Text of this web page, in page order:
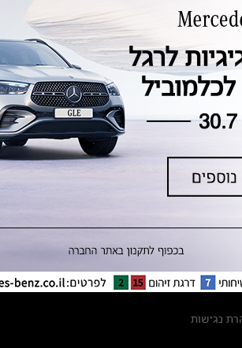
מרצדס-בנץ
רכב מרצדס-בנץ
זיהום אוויר וצריכת דלק וחשמל
תווית צמיגים
חלפים
על הטבות לרכבי מרצדס בהסדר
נגישות